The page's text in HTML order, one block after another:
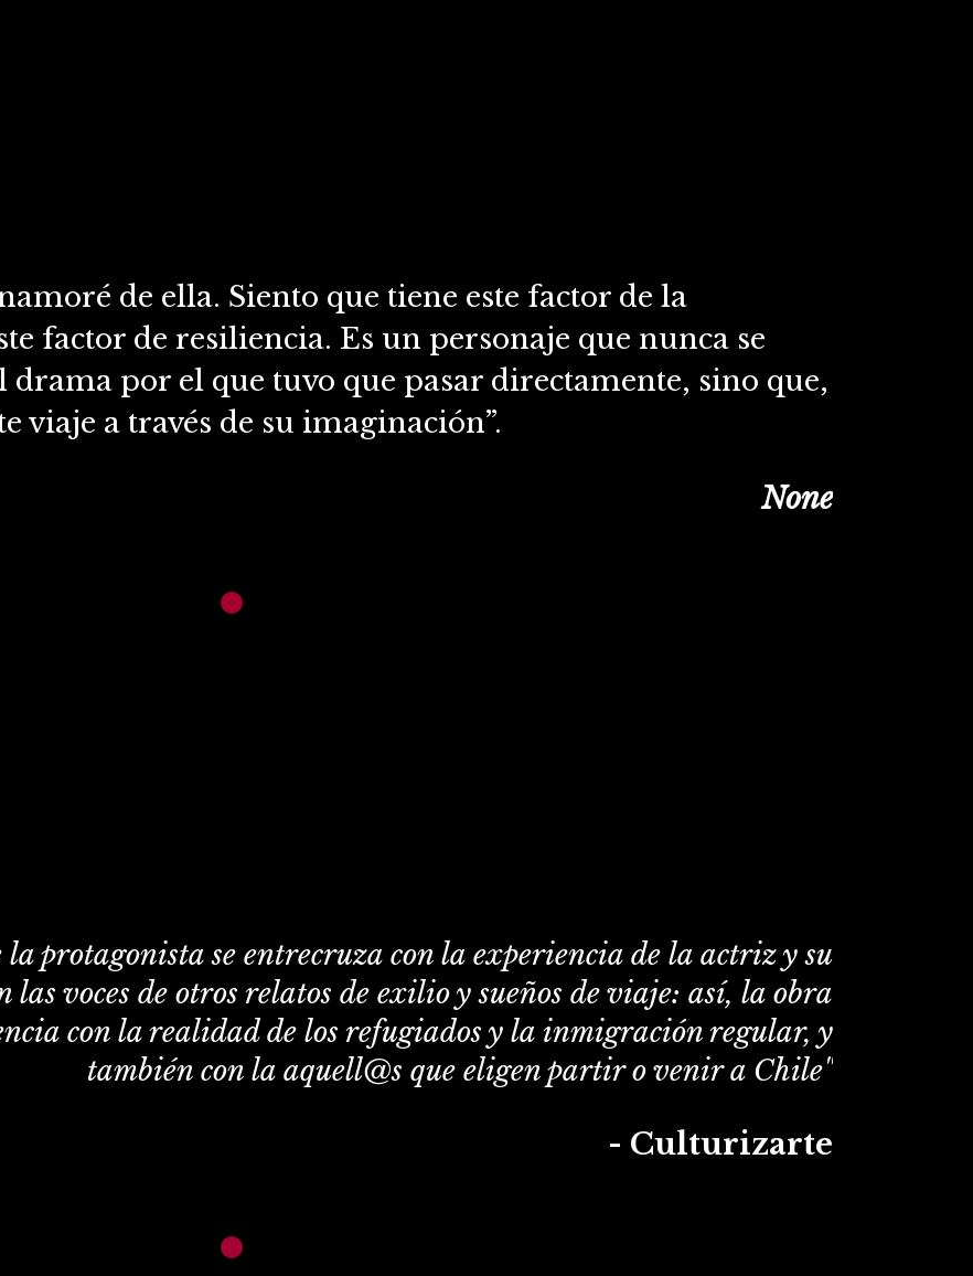
de ella. Siento que tiene este factor de la
factor de resiliencia. Es un personaje que nunca se
por el que tuvo que pasar directamente, sino que,
viaje a través de su imaginación”.
None
la protagonista se entrecruza con la experiencia de la actriz y su
voces de otros relatos de exilio y sueños de viaje: así, la obra
con la realidad de los refugiados y la inmigración regular, y
también con la aquell@s que eligen partir o venir a Chile"
- Culturizarte